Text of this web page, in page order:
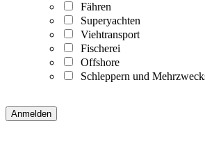
Fähren
Superyachten
Viehtransport
Fischerei
Offshore
Schleppern und